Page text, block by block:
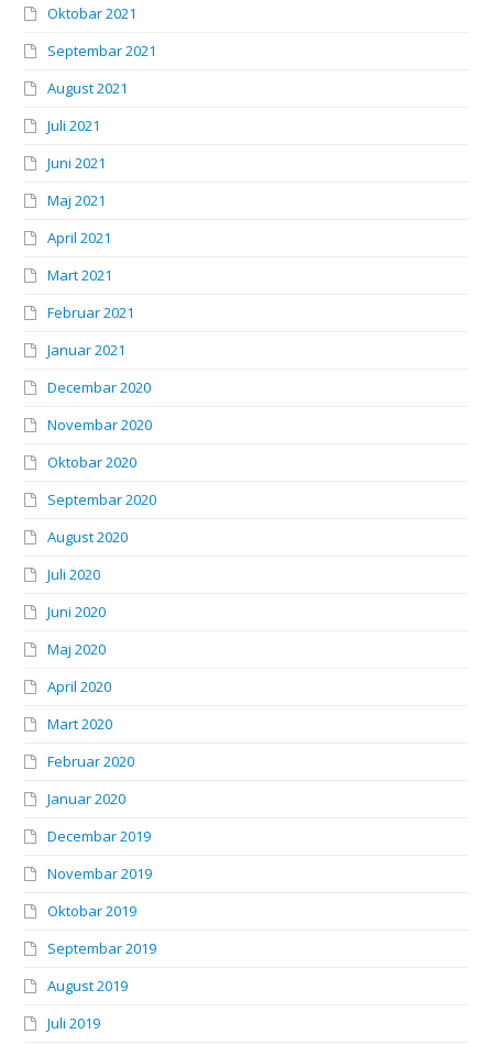
Oktobar 2021
Septembar 2021
August 2021
Juli 2021
Juni 2021
Maj 2021
April 2021
Mart 2021
Februar 2021
Januar 2021
Decembar 2020
Novembar 2020
Oktobar 2020
Septembar 2020
August 2020
Juli 2020
Juni 2020
Maj 2020
April 2020
Mart 2020
Februar 2020
Januar 2020
Decembar 2019
Novembar 2019
Oktobar 2019
Septembar 2019
August 2019
Juli 2019